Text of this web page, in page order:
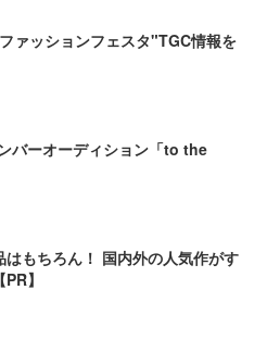
ァッションフェスタ"TGC情報を
バーオーディション「to the
はもちろん！ 国内外の人気作がす
】